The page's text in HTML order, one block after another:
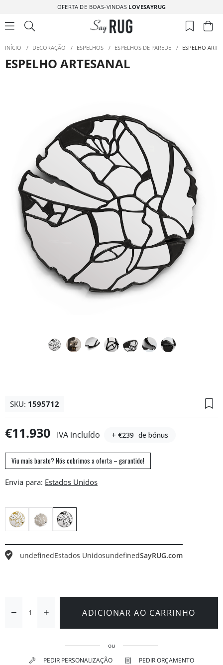
OFERTA DE BOAS-VINDAS LOVESAYRUG
INÍCIO / DECORAÇÃO / ESPELHOS / ESPELHOS DE PAREDE / ESPELHO
ESPELHO ARTESANAL
SKU: 1595712
€11.930 IVA incluído + €239 de bónus
Viu mais barato? Nós cobrimos a oferta – garantido!
Envia para:
undefinedEstados UnidosundefinedSayRUG.com
ADICIONAR AO CARRINHO
ou
PEDIR PERSONALIZAÇÃO
PEDIR ORÇAMENTO